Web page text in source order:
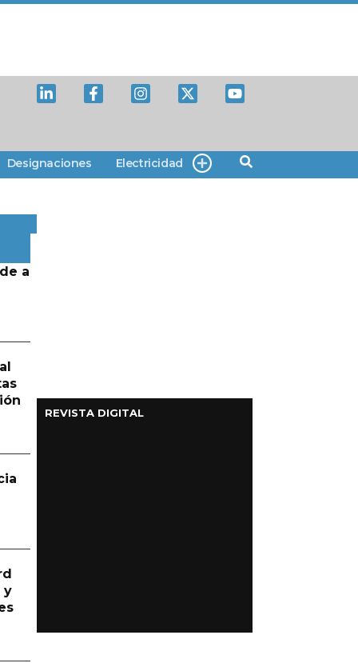
Designaciones Electricidad
a
y
REVISTA DIGITAL